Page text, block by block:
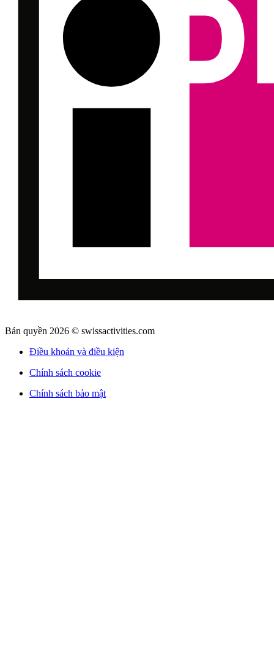
Bản quyền 2026 © swissactivities.com
Điều khoản và điều kiện
Chính sách cookie
Chính sách bảo mật